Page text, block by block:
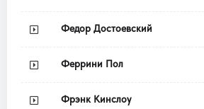
Федор Достоевский
Феррини Пол
Фрэнк Кинслоу